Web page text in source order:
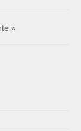
»